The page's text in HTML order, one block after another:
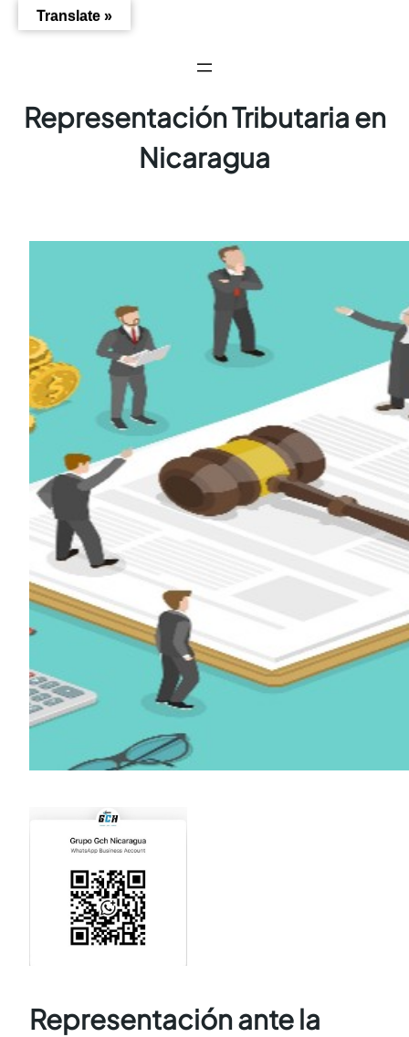
Saltar
Representación Tributaria en
Nicaragua
Representación ante la
Translate »